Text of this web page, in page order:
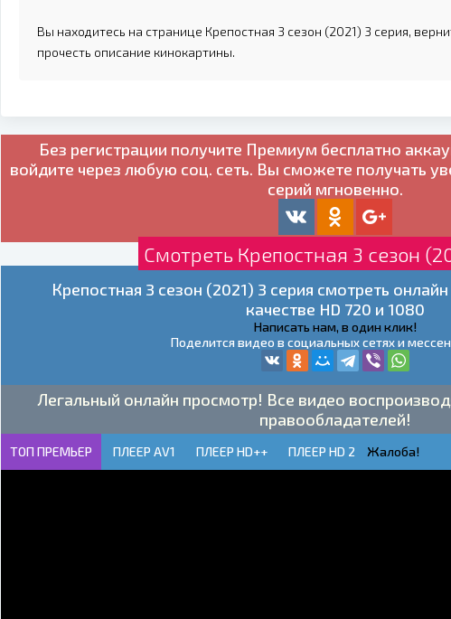
Вы находитесь на странице Крепостная 3 сезон (2021) 3 серия,
прочесть описание кинокартины.
Без регистрации получите Премиум бесплатно
войдите через любую соц. сеть. Вы сможете получать
серий мгновенно.
Смотреть Крепостная 3 сезон
Крепостная 3 сезон (2021) 3 серия смотреть
качестве HD 720 и 1080
Написать нам, в один клик!
Поделится видео в социальных сетях и
Легальный онлайн просмотр! Все видео
правообладателей!
ТОП ПРЕМЬЕР ПЛЕЕР AV1 ПЛЕЕР HD++ ПЛЕЕР HD 2 Жалоба!